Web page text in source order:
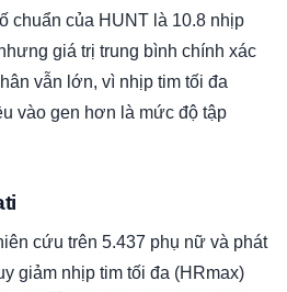
chuẩn của HUNT là 10.8 nhịp
giá trị trung bình chính xác
vẫn lớn, vì nhịp tim tối đa
vào gen hơn là mức độ tập
cứu trên 5.437 phụ nữ và phát
giảm nhịp tim tối đa (HRmax)